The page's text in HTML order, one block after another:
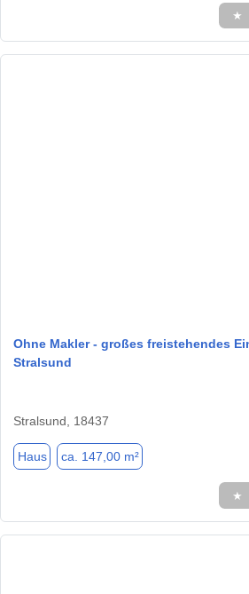
★
Ohne Makler - großes freistehendes
Stralsund
Stralsund, 18437
Haus ca. 147,00 m²
★